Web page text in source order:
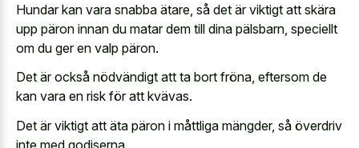
Hundar kan vara snabba ätare, så det är viktigt att skära
upp päron innan du matar dem till dina pälsbarn, speciellt
om du ger en valp päron.
Det är också nödvändigt att ta bort fröna, eftersom de
kan vara en risk för att kvävas.
Det är viktigt att äta päron i måttliga mängder, så överdriv
inte med godiserna.